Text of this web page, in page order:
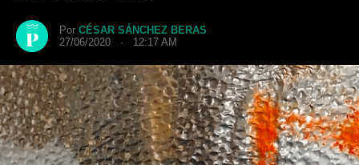
Por CÉSAR SÁNCHEZ BERAS
27/06/2020 · 12:17 AM